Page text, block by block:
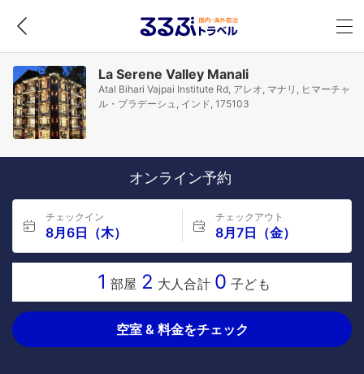
La Serene Valley Manali
Atal Bihari Vajpai Institute Rd, アレオ, マナリ, ヒマーチャ
ル・プラデーシュ, インド, 175103
オンライン予約
チェックイン
8月6日（木）
チェックアウト
8月7日（金）
1 部屋 2 大人合計 0 子ども
空室 & 料金をチェック